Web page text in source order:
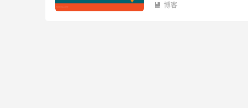
 博客